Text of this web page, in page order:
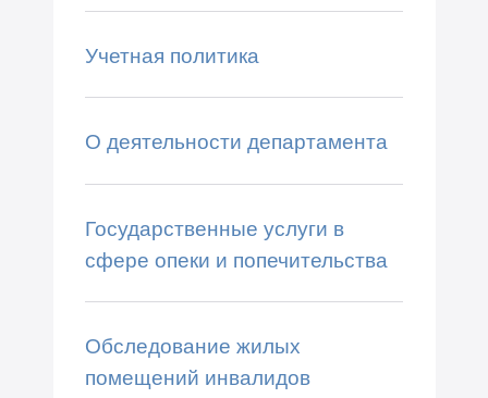
Учетная политика
О деятельности департамента
Государственные услуги в
сфере опеки и попечительства
Обследование жилых
помещений инвалидов